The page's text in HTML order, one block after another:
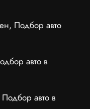
Подбор авто
авто в
авто в